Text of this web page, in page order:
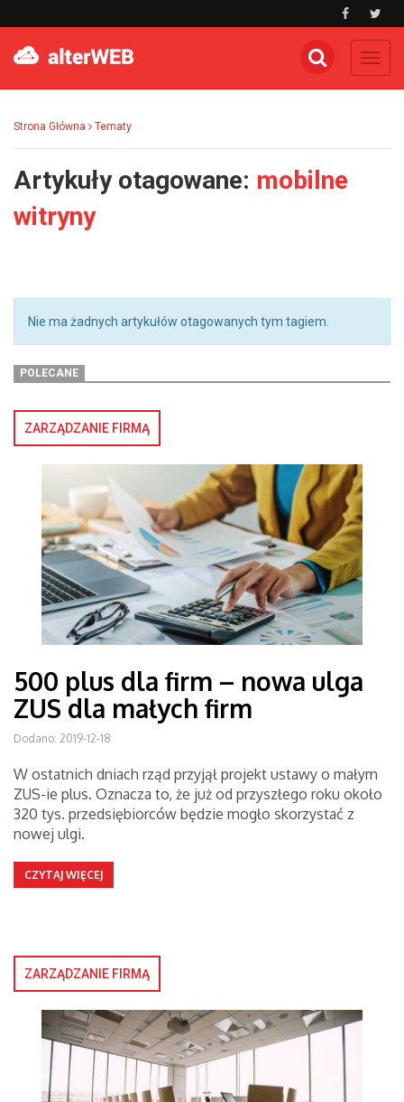
Strona Główna Tematy
Artykuły otagowane: mobilne
witryny
Nie ma żadnych artykułów otagowanych tym tagiem.
POLECANE
ZARZĄDZANIE FIRMĄ
500 plus dla firm – nowa ulga
ZUS dla małych firm
Dodano: 2019-12-18
W ostatnich dniach rząd przyjął projekt ustawy o małym
ZUS-ie plus. Oznacza to, że już od przyszłego roku około
320 tys. przedsiębiorców będzie mogło skorzystać z
nowej ulgi.
CZYTAJ WIĘCEJ
ZARZĄDZANIE FIRMĄ